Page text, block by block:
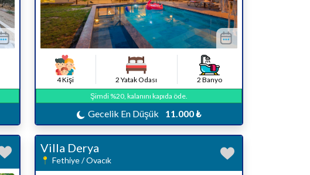
4 Kişi 2 Yatak Odası
2 Banyo
Şimdi %20, kalanını kapıda öde.
Gecelik En Düşük 11.000 ₺
Villa Derya
Fethiye / Ovacık